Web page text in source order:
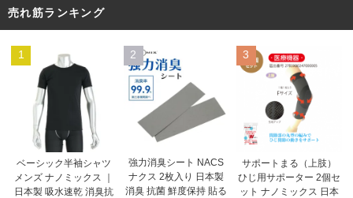
売れ筋ランキング
1
ベーシック半袖シャツ
メンズ ナノミックス ｜
日本製 吸水速乾 消臭抗
2
強力消臭シート NACS
ナクス 2枚入り 日本製
消臭 抗菌 鮮度保持 貼る
3
サポートまる（上肢）
ひじ用サポーター 2個セ
ット ナノミックス 日本